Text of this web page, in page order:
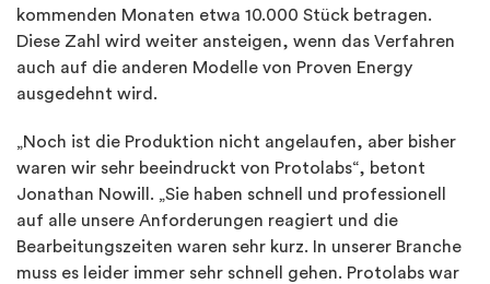
kommenden Monaten etwa 10.000 Stück betragen.
Diese Zahl wird weiter ansteigen, wenn das Verfahren
auch auf die anderen Modelle von Proven Energy
ausgedehnt wird.
„Noch ist die Produktion nicht angelaufen, aber bisher
waren wir sehr beeindruckt von Protolabs“, betont
Jonathan Nowill. „Sie haben schnell und professionell
auf alle unsere Anforderungen reagiert und die
Bearbeitungszeiten waren sehr kurz. In unserer Branche
muss es leider immer sehr schnell gehen. Protolabs war